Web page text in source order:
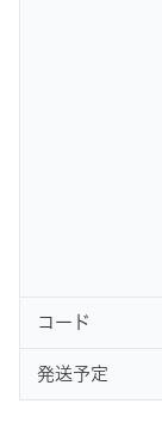
コード
発送予定